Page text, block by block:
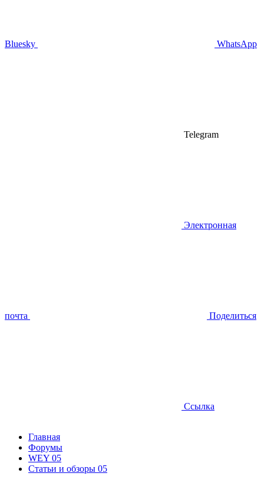
Bluesky WhatsApp
Telegram
Электронная
почта Поделиться
Ссылка
Главная
Форумы
WEY 05
Статьи и обзоры 05